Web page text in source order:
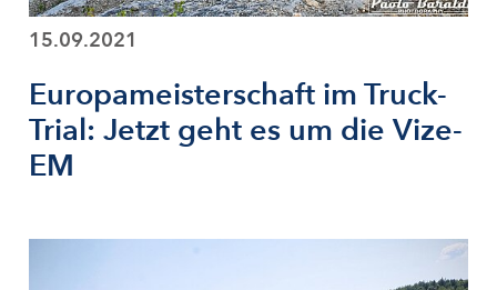
15.09.2021
Europameisterschaft im Truck-
Trial: Jetzt geht es um die Vize-
EM